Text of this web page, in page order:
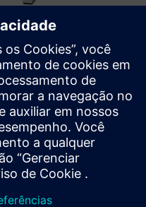
treatment area that
of a standard exam